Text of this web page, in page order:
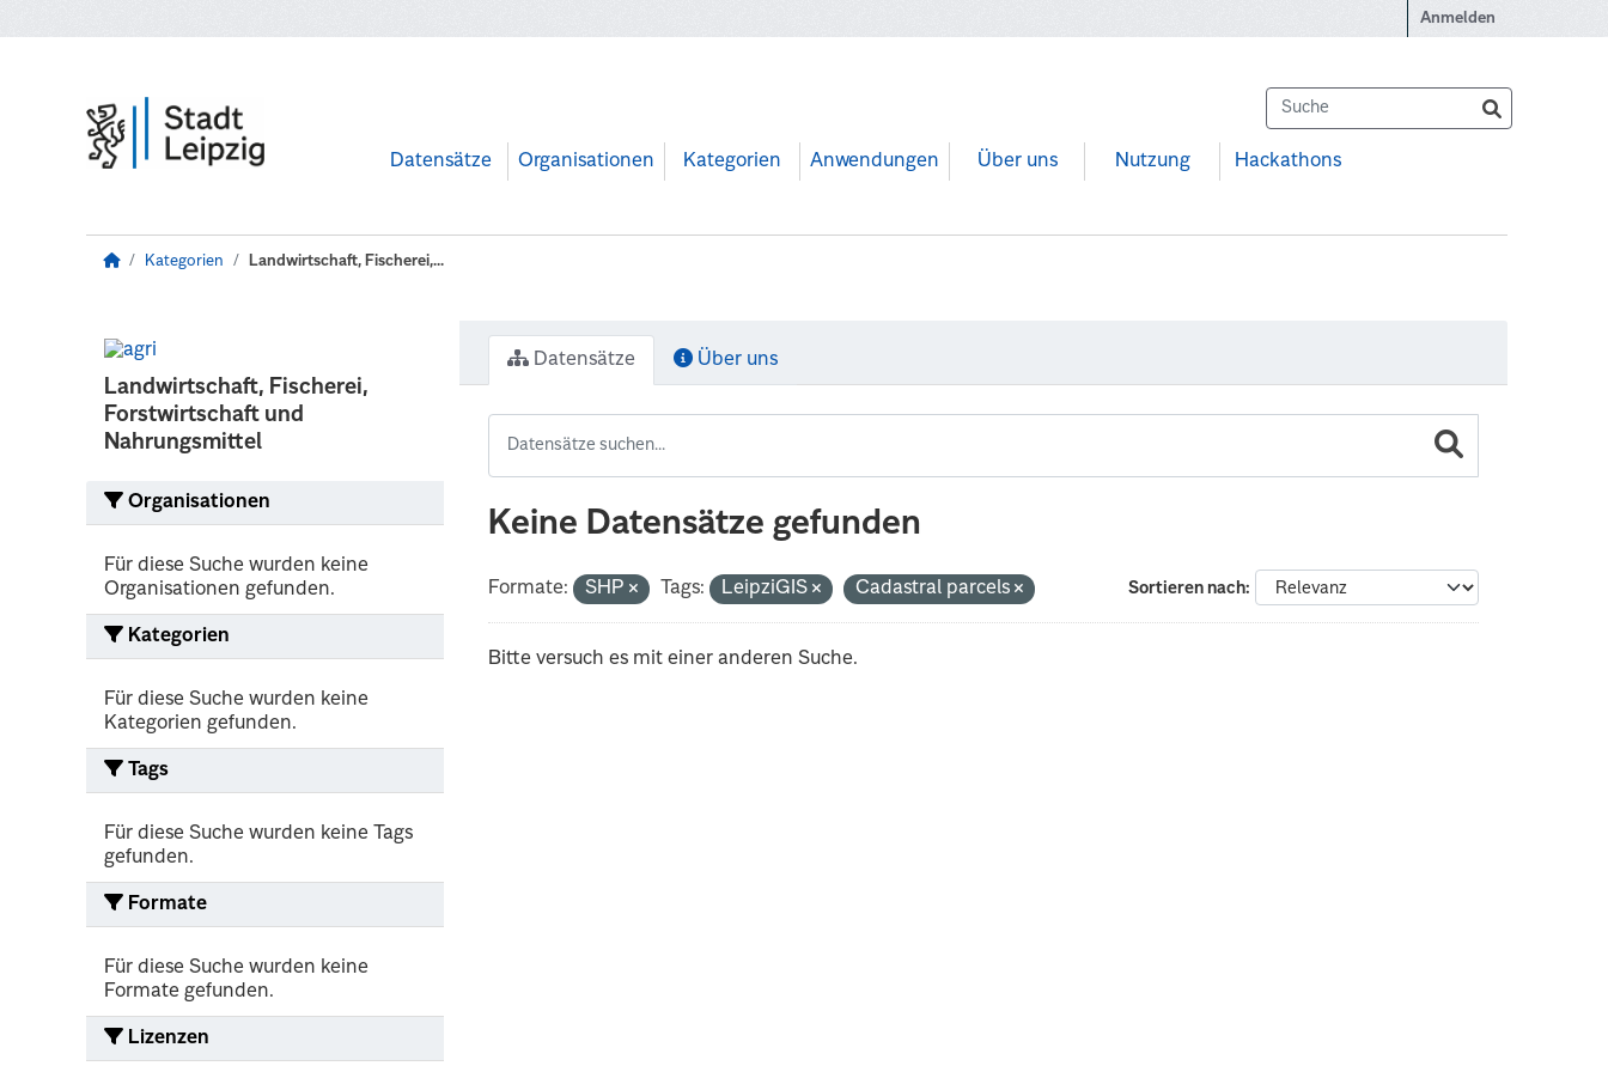
Anmelden
Datensätze Organisationen Kategorien Anwendungen Über uns Nutzung Hackathons
Kategorien Landwirtschaft, Fischerei,...
Landwirtschaft, Fischerei,
Forstwirtschaft und
Nahrungsmittel
Organisationen
Für diese Suche wurden keine
Organisationen gefunden.
Kategorien
Für diese Suche wurden keine
Kategorien gefunden.
Tags
Für diese Suche wurden keine Tags
gefunden.
Formate
Für diese Suche wurden keine
Formate gefunden.
Lizenzen
Datensätze Über uns
Keine Datensätze gefunden
Sortieren nach
Formate: SHP Tags: LeipziGIS Cadastral parcels
Bitte versuch es mit einer anderen Suche.